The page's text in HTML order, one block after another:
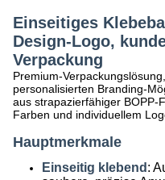
Einseitiges
Design-Logo,
Verpackung
Premium-
personalisierten Branding-
aus strapazierfähiger BOPP-
Farben und individuellem
Hauptmerkmale
Einseitig klebend :